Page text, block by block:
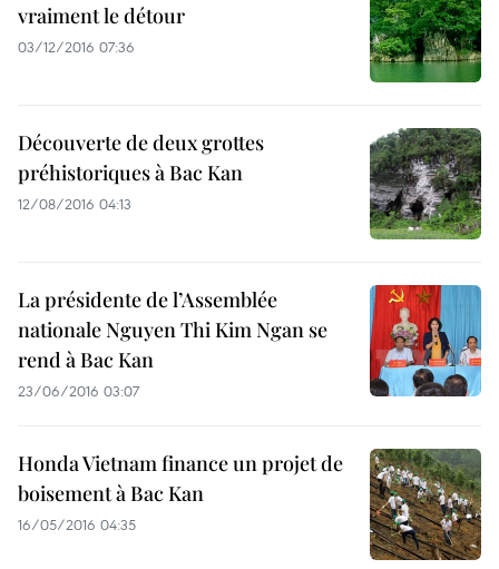
vraiment le détour
03/12/2016 07:36
Découverte de deux grottes
préhistoriques à Bac Kan
12/08/2016 04:13
La présidente de l’Assemblée
nationale Nguyen Thi Kim Ngan se
rend à Bac Kan
23/06/2016 03:07
Honda Vietnam finance un projet de
boisement à Bac Kan
16/05/2016 04:35